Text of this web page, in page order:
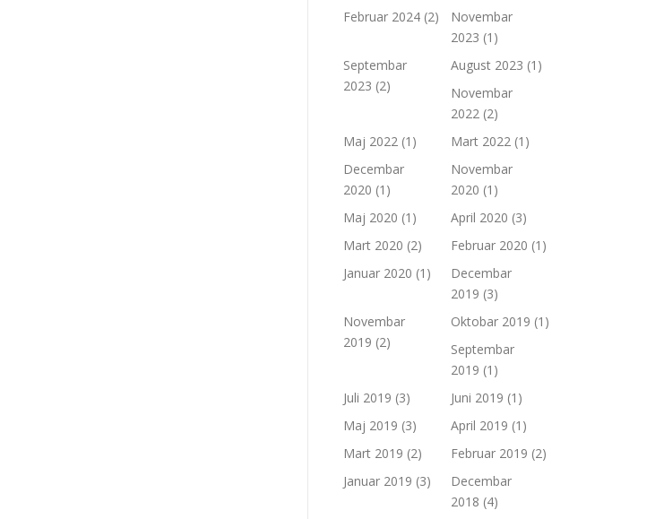
Februar 2024 (2)
Novembar
2023 (1)
Septembar
2023 (2)
August 2023 (1)
Novembar
2022 (2)
Maj 2022 (1) Mart 2022 (1)
Decembar
2020 (1)
Novembar
2020 (1)
Maj 2020 (1) April 2020 (3)
Mart 2020 (2) Februar 2020 (1)
Januar 2020 (1)
Decembar
2019 (3)
Novembar
2019 (2)
Oktobar 2019 (1)
Septembar
2019 (1)
Juli 2019 (3) Juni 2019 (1)
Maj 2019 (3) April 2019 (1)
Mart 2019 (2) Februar 2019 (2)
Januar 2019 (3)
Decembar
2018 (4)